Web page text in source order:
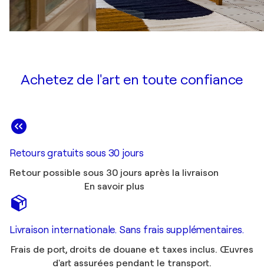
Achetez de l'art en toute confiance
Retours gratuits sous 30 jours
Retour possible sous 30 jours après la livraison
En savoir plus
Livraison internationale. Sans frais supplémentaires.
Frais de port, droits de douane et taxes inclus. Œuvres
d'art assurées pendant le transport.